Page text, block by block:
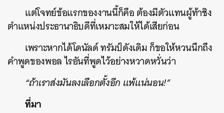
แต่โจทย์ข้อแรกของงานนี้ก็คือ ต้องมีตัวแทนผู้ท้าชิง
ตำแหน่งประธานาธิบดีที่เหมาะสมให้ได้เสียก่อน
เพราะหากได้โดนัลด์ ทรัมป์ดังเดิม ก็ขอให้หวนนึกถึง
คำพูดของพอล ไรอันที่พูดไว้อย่างหวาดหวั่นว่า
“ถ้าเราส่งมันลงเลือกตั้งอีก แพ้แน่นอน!”
ที่มา